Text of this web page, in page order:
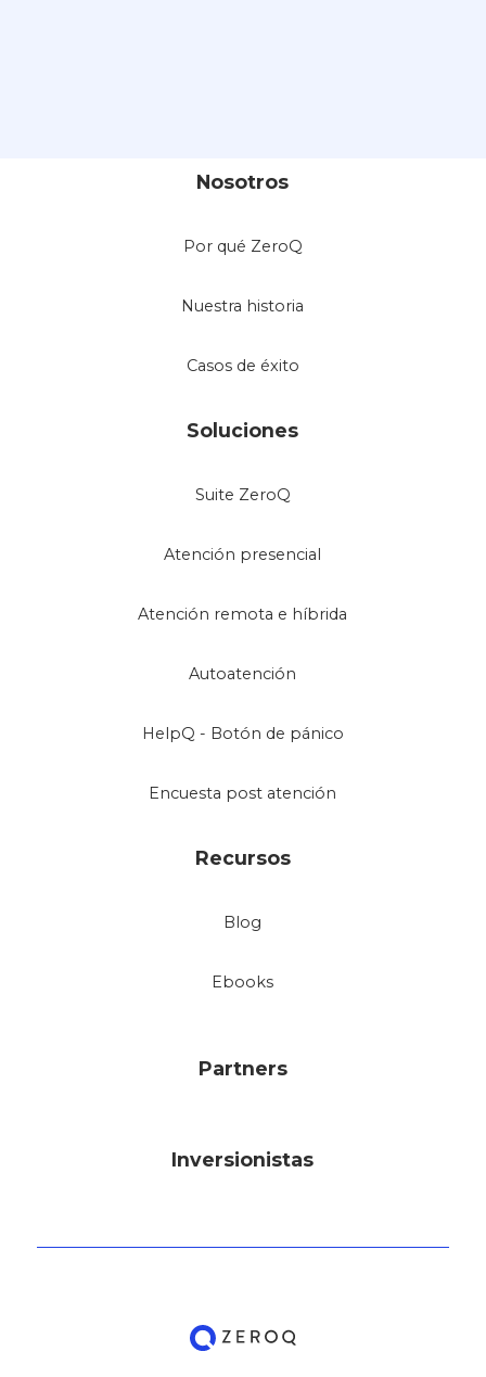
Nosotros
Por qué ZeroQ
Nuestra historia
Casos de éxito
Soluciones
Suite ZeroQ
Atención presencial
Atención remota e híbrida
Autoatención
HelpQ - Botón de pánico
Encuesta post atención
Recursos
Blog
Ebooks
Partners
Inversionistas